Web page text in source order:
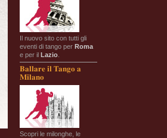
Il nuovo sito con tutti gli
eventi di tango per Roma
e per il Lazio
Ballare il Tango a
Milano
Scopri le milonghe, le